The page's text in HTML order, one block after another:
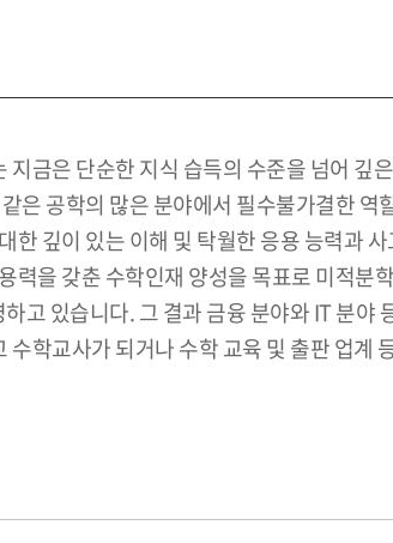
금은 단순한 지식 습득의 수준을 넘어 깊
은 공학의 많은 분야에서 필수불가결한
깊이 있는 이해 및 탁월한 응용 능력과
을 갖춘 수학인재 양성을 목표로 미적분
고 있습니다. 그 결과 금융 분야와 IT 분
학교사가 되거나 수학 교육 및 출판 업